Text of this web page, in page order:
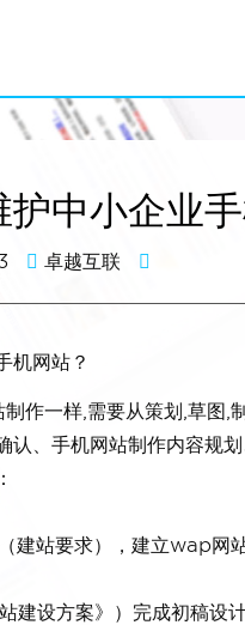
中小企业
卓越互联
机网站？
作一样,需要从策划,草图,
认、手机网站制作内容规
建站要求），建立wap网
建设方案》）完成初稿设计